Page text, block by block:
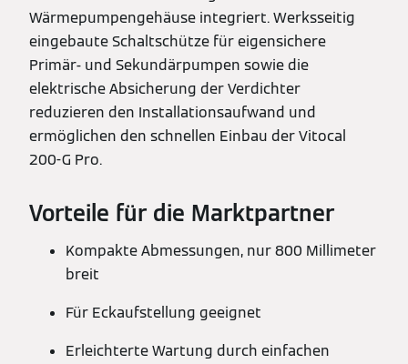
Wärmepumpengehäuse integriert. Werksseitig
eingebaute Schaltschütze für eigensichere
Primär- und Sekundärpumpen sowie die
elektrische Absicherung der Verdichter
reduzieren den Installationsaufwand und
ermöglichen den schnellen Einbau der Vitocal
200-G Pro.
Vorteile für die Marktpartner
Kompakte Abmessungen, nur 800 Millimeter
breit
Für Eckaufstellung geeignet
Erleichterte Wartung durch einfachen